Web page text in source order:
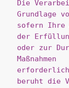
Die
Grundlage
sofern Ihre
der
oder zur
Maßnahmen
beruht die